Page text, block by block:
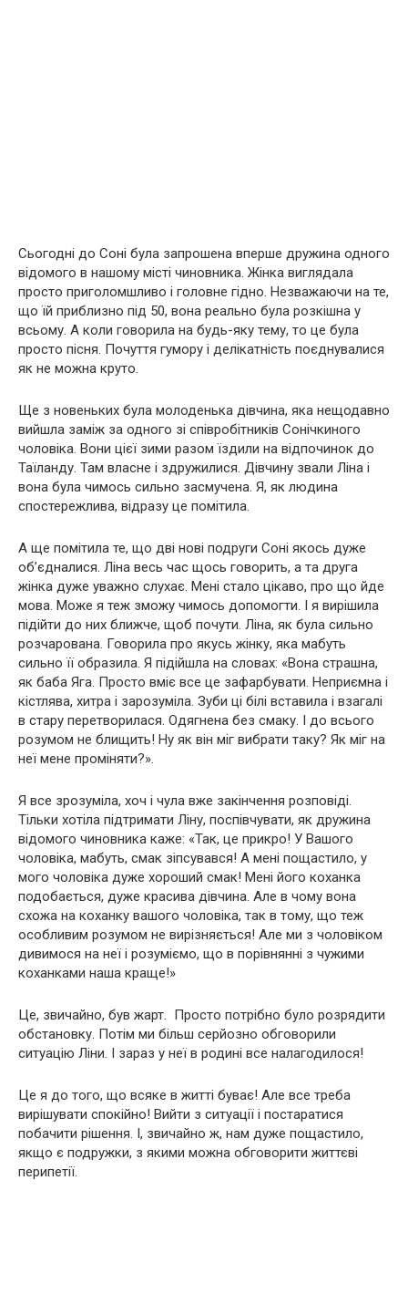
Сьогодні до Соні була запрошена вперше дружина одного
відомого в нашому місті чиновника. Жінка виглядала
просто приголомшливо і головне гідно. Незважаючи на те,
що їй приблизно під 50, вона реально була розкішна у
всьому. А коли говорила на будь-яку тему, то це була
просто пісня. Почуття гумору і делікатність поєднувалися
як не можна круто.
Ще з новеньких була молоденька дівчина, яка нещодавно
вийшла заміж за одного зі співробітників Сонічкиного
чоловіка. Вони цієї зими разом їздили на відпочинок до
Таїланду. Там власне і здружилися. Дівчину звали Ліна і
вона була чимось сильно засмучена. Я, як людина
спостережлива, відразу це помітила.
А ще помітила те, що дві нові подруги Соні якось дуже
об’єдналися. Ліна весь час щось говорить, а та друга
жінка дуже уважно слухає. Мені стало цікаво, про що йде
мова. Може я теж зможу чимось допомогти. І я вирішила
підійти до них ближче, щоб почути. Ліна, як була сильно
розчарована. Говорила про якусь жінку, яка мабуть
сильно її образила. Я підійшла на словах: «Вона страшна,
як баба Яга. Просто вміє все це зафарбувати. Неприємна і
кістлява, хитра і зарозуміла. Зуби ці білі вставила і взагалі
в стару перетворилася. Одягнена без смаку. І до всього
розумом не блищить! Ну як він міг вибрати таку? Як міг на
неї мене проміняти?».
Я все зрозуміла, хоч і чула вже закінчення розповіді.
Тільки хотіла підтримати Ліну, поспівчувати, як дружина
відомого чиновника каже: «Так, це прикро! У Вашого
чоловіка, мабуть, смак зіпсувався! А мені пощастило, у
мого чоловіка дуже хороший смак! Мені його коханка
подобається, дуже красива дівчина. Але в чому вона
схожа на коханку вашого чоловіка, так в тому, що теж
особливим розумом не вирізняється! Але ми з чоловіком
дивимося на неї і розуміємо, що в порівнянні з чужими
коханками наша краще!»
Це, звичайно, був жарт. Просто потрібно було розрядити
обстановку. Потім ми більш серйозно обговорили
ситуацію Ліни. І зараз у неї в родині все налагодилося!
Це я до того, що всяке в житті буває! Але все треба
вирішувати спокійно! Вийти з ситуації і постаратися
побачити рішення. І, звичайно ж, нам дуже пощастило,
якщо є подружки, з якими можна обговорити життєві
перипетії.